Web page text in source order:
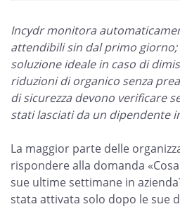
Incydr monitora
attendibili sin dal primo
soluzione ideale in caso di
riduzioni di organico senza
di sicurezza devono verificare
stati lasciati da un dipendente
La maggior parte delle
rispondere alla domanda
sue ultime settimane in
stata attivata solo dopo le sue